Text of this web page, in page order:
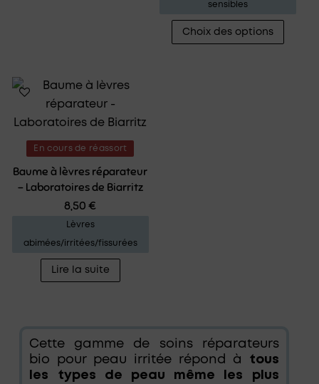
sensibles
Choix des options
Ce
En cours de réassort
Baume à lèvres réparateur
– Laboratoires de Biarritz
8,50€
Lèvres
abimées/irritées/fissurées
Lire la suite
Cette gamme de soins réparateurs
bio pour peau irritée répond à tous
les types de peau même les plus